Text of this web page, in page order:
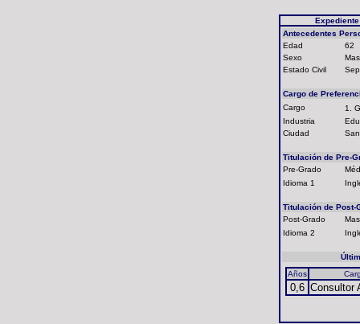
Antecedentes
Edad
62
Sexo
Estado Civil
Cargo de
Cargo
1.
Industria
Ciudad
Titulación de Pre-
Pre-Grado
Idioma 1
Titulación de Post-
Post-Grado
Idioma 2
Años
0,6 Consultor